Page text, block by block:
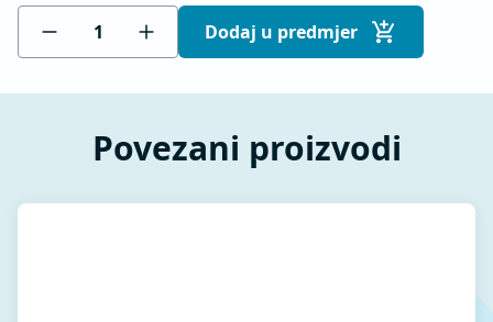
Dodaj u predmjer
Povezani proizvodi